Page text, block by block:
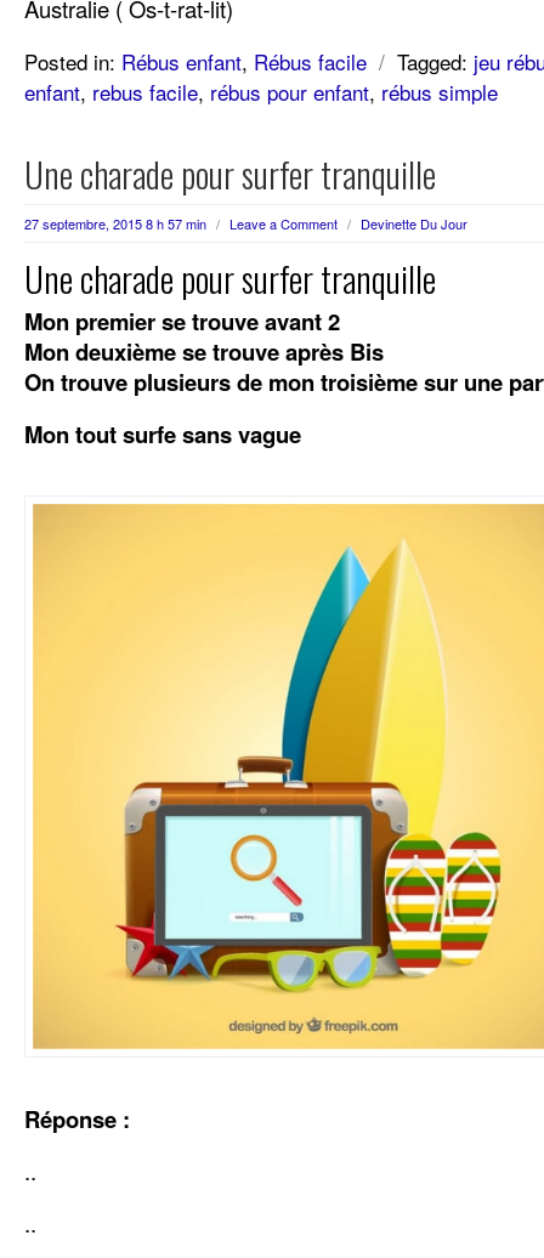
Australie ( Os-t-rat-lit)
Posted in: Rébus enfant, Rébus facile / Tagged: jeu
enfant, rebus facile, rébus pour enfant, rébus simple
Une charade pour surfer tranquille
27 septembre, 2015 8 h 57 min / Leave a Comment / Devinette Du Jour
Une charade pour surfer tranquille
Mon premier se trouve avant 2
Mon deuxième se trouve après Bis
On trouve plusieurs de mon troisième sur une
Mon tout surfe sans vague
Réponse :
..
..